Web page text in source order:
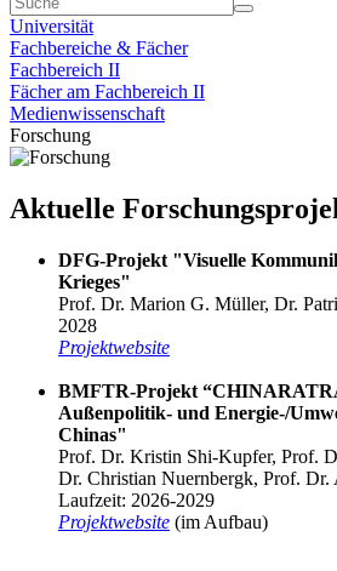
Universität
Fachbereiche & Fächer
Fachbereich II
Fächer am Fachbereich II
Medienwissenschaft
Forschung
Aktuelle
DFG-Projekt "Visuelle
Krieges"
Prof. Dr. Marion G. Müller, Dr.
2028
Projektwebsite
BMFTR-Projekt
Außenpolitik- und Energie-/
Chinas"
Prof. Dr. Kristin Shi-Kupfer, Prof.
Dr. Christian Nuernbergk, Prof. Dr.
Laufzeit: 2026-2029
Projektwebsite (im Aufbau)